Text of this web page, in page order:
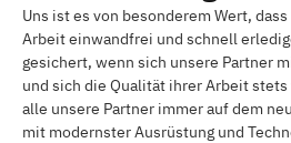
Uns ist es von besonderem Wert,
Arbeit einwandfrei und schnell
gesichert, wenn sich unsere Partner
und sich die Qualität ihrer Arbeit
alle unsere Partner immer auf dem
mit modernster Ausrüstung und